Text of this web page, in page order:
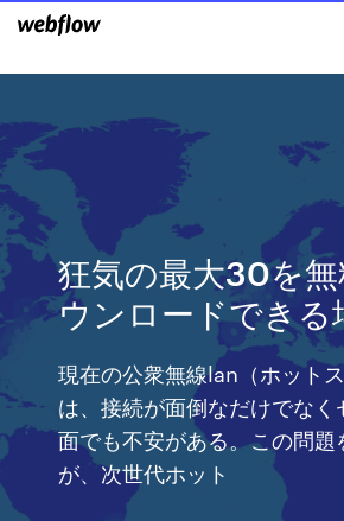
狂気の最大30を
ウンロードできる
現在の公衆無線lan（ホットス
は、接続が面倒なだけでな
面でも不安がある。この問題
が、次世代ホット